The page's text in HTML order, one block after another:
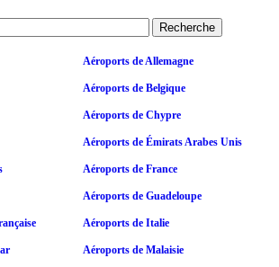
Aéroports de Allemagne
Aéroports de Belgique
Aéroports de Chypre
Aéroports de Émirats Arabes Unis
Aéroports de France
Aéroports de Guadeloupe
Aéroports de Italie
Aéroports de Malaisie